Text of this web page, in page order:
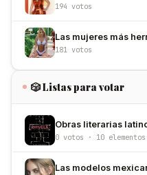
194 votos
Las mujeres más
181 votos
🎲 Listas para votar
Obras literarias
0 votos · 10 elementos
Las modelos